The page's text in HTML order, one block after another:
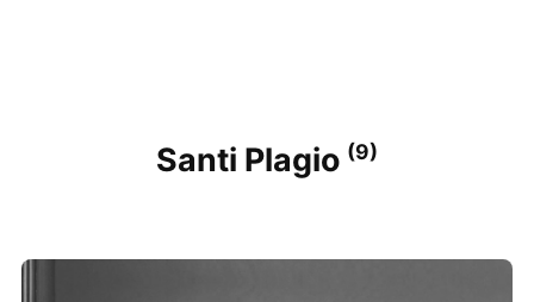
Santi Plagio (9)